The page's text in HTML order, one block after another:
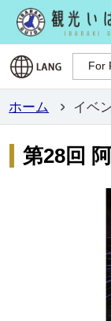
ForFor
ホーム イベ
第28回